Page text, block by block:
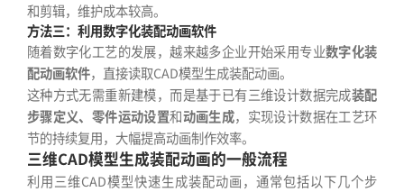
和剪辑，维护成本较高。
方法三：利用数字化装配动画软件
随着数字化工艺的发展，越来越多企业开始采用专业数字化装
配动画软件，直接读取CAD模型生成装配动画。
这种方式无需重新建模，而是基于已有三维设计数据完成装配
步骤定义、零件运动设置和动画生成，实现设计数据在工艺环
节的持续复用，大幅提高动画制作效率。
三维CAD模型生成装配动画的一般流程
利用三维CAD模型快速生成装配动画，通常包括以下几个步